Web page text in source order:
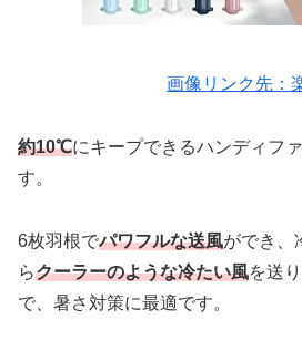
画像リンク先：
約10℃にキープできるハンディフ
す。
6枚羽根でパワフルな送風ができ、
らクーラーのような冷たい風を送
で、暑さ対策に最適です。